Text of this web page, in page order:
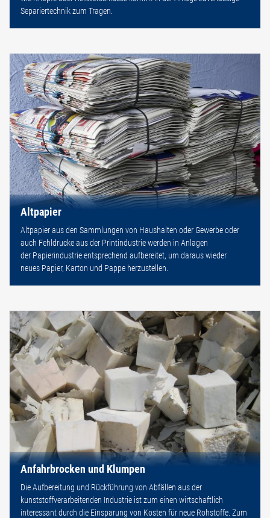
Separiertechnik zum Tragen.
Altpapier
Altpapier aus den Sammlungen von Haushalten oder Gewerbe oder
auch Fehldrucke aus der Printindustrie werden in Anlagen
der Papierindustrie entsprechend aufbereitet, um daraus wieder
neues Papier, Karton und Pappe herzustellen.
Anfahrbrocken und Klumpen
Die Aufbereitung und Rückführung von Abfällen aus der
kunststoffverarbeitenden Industrie ist zum einen wirtschaftlich
interessant durch die Einsparung von Kosten für neue Rohstoffe. Zum